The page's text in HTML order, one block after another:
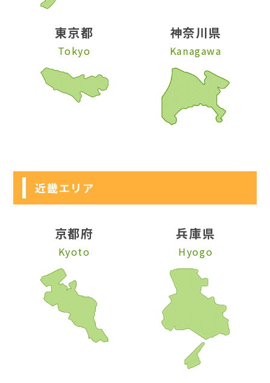
東京都
Tokyo
神奈川県
Kanagawa
近畿エリア
京都府
Kyoto
兵庫県
Hyogo